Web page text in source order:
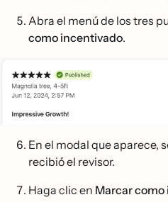
Abra el menú de los tres
como incentivado.
En el modal que aparece,
recibió el revisor.
Haga clic en Marcar